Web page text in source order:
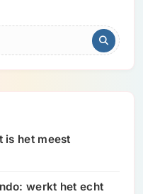
is het meest
werkt het echt